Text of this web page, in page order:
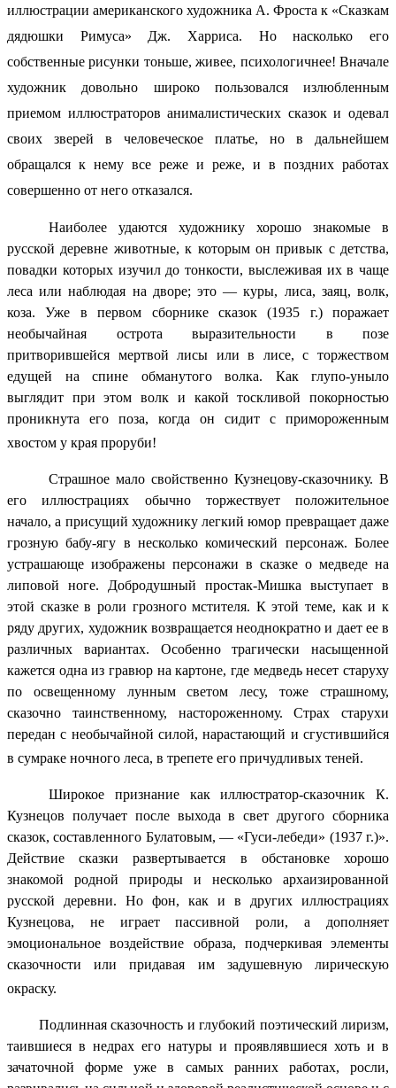
иллюстрации американского художника А. Фроста к «Сказкам
дядюшки Римуса» Дж. Харриса. Но насколько его
собственные рисунки тоньше, живее, психологичнее! Вначале
художник довольно широко пользовался излюбленным
приемом иллюстраторов анималистических сказок и одевал
своих зверей в человеческое платье, но в дальнейшем
обращался к нему все реже и реже, и в поздних работах
совершенно от него отказался.
Наиболее удаются художнику хорошо знакомые в
русской деревне животные, к которым он привык с детства,
повадки которых изучил до тонкости, выслеживая их в чаще
леса или наблюдая на дворе; это — куры, лиса, заяц, волк,
коза. Уже в первом сборнике сказок (1935 г.) поражает
необычайная острота выразительности в позе
притворившейся мертвой лисы или в лисе, с торжеством
едущей на спине обманутого волка. Как глупо-уныло
выглядит при этом волк и какой тоскливой покорностью
проникнута его поза, когда он сидит с примороженным
хвостом у края проруби!
Страшное мало свойственно Кузнецову-сказочнику. В
его иллюстрациях обычно торжествует положительное
начало, а присущий художнику легкий юмор превращает даже
грозную бабу-ягу в несколько комический персонаж. Более
устрашающе изображены персонажи в сказке о медведе на
липовой ноге. Добродушный простак-Мишка выступает в
этой сказке в роли грозного мстителя. К этой теме, как и к
ряду других, художник возвращается неоднократно и дает ее в
различных вариантах. Особенно трагически насыщенной
кажется одна из гравюр на картоне, где медведь несет старуху
по освещенному лунным светом лесу, тоже страшному,
сказочно таинственному, настороженному. Страх старухи
передан с необычайной силой, нарастающий и сгустившийся
в сумраке ночного леса, в трепете его причудливых теней.
Широкое признание как иллюстратор-сказочник К.
Кузнецов получает после выхода в свет другого сборника
сказок, составленного Булатовым, — «Гуси-лебеди» (1937 г.)».
Действие сказки развертывается в обстановке хорошо
знакомой родной природы и несколько архаизированной
русской деревни. Но фон, как и в других иллюстрациях
Кузнецова, не играет пассивной роли, а дополняет
эмоциональное воздействие образа, подчеркивая элементы
сказочности или придавая им задушевную лирическую
окраску.
Подлинная сказочность и глубокий поэтический лиризм,
таившиеся в недрах его натуры и проявлявшиеся хоть и в
зачаточной форме уже в самых ранних работах, росли,